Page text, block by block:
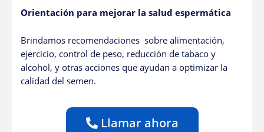
Orientación para mejorar la salud espermática
Brindamos recomendaciones sobre alimentación,
ejercicio, control de peso, reducción de tabaco y
alcohol, y otras acciones que ayudan a optimizar la
calidad del semen.
Llamar ahora